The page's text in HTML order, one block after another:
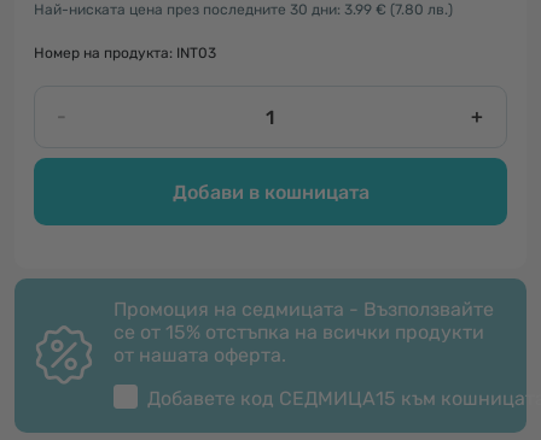
Най-ниската цена през последните 30 дни: 3.99 € (7.80 лв.)
Номер на продукта: INT03
- +
Добави в кошницата
Промоция на седмицата - Възползвайте
се от 15% отстъпка на всички продукти
от нашата оферта.
Добавете код СЕДМИЦА15 към